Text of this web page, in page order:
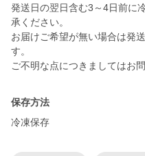
発送日の翌日含む3～4日前に
承ください。
お届けご希望が無い場合は発
す。
ご不明な点につきましてはお
保存方法
冷凍保存